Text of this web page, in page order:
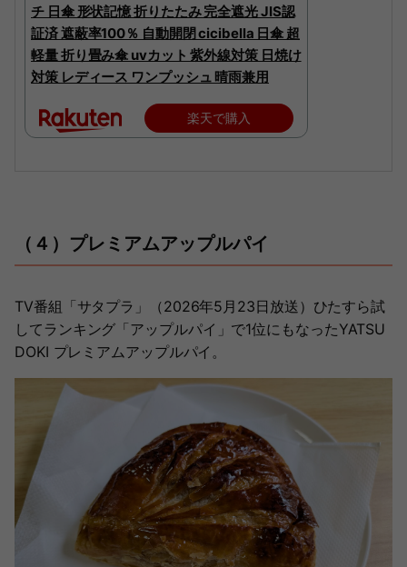
チ 日傘 形状記憶 折りたたみ 完全遮光 JIS認
証済 遮蔽率100％ 自動開閉 cicibella 日傘 超
軽量 折り畳み傘 uvカット 紫外線対策 日焼け
対策 レディース ワンプッシュ 晴雨兼用
楽天で購入
（４）プレミアムアップルパイ
TV番組「サタプラ」（2026年5月23日放送）ひたすら試
してランキング「アップルパイ」で1位にもなったYATSU
DOKI プレミアムアップルパイ。